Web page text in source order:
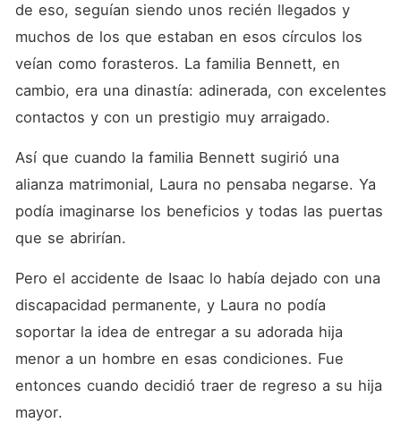
de eso, seguían siendo unos recién llegados y
muchos de los que estaban en esos círculos los
veían como forasteros. La familia Bennett, en
cambio, era una dinastía: adinerada, con excelentes
contactos y con un prestigio muy arraigado.
Así que cuando la familia Bennett sugirió una
alianza matrimonial, Laura no pensaba negarse. Ya
podía imaginarse los beneficios y todas las puertas
que se abrirían.
Pero el accidente de Isaac lo había dejado con una
discapacidad permanente, y Laura no podía
soportar la idea de entregar a su adorada hija
menor a un hombre en esas condiciones. Fue
entonces cuando decidió traer de regreso a su hija
mayor.